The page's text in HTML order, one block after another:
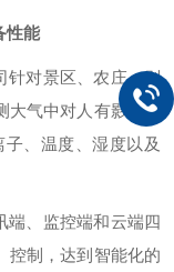
性能
针对景区、农庄、别
大气中对人有影响的
、温度、湿度以及
、监控端和云端四
控制，达到智能化的